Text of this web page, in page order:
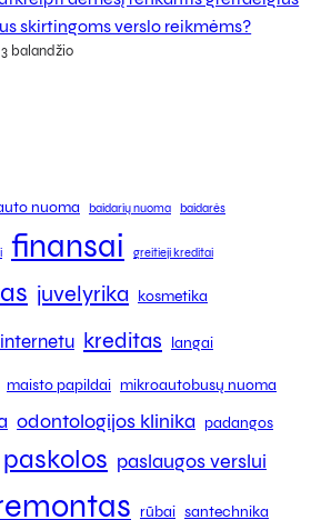
skirtingoms verslo reikmėms?
balandžio
nuoma baidarių nuoma baidarės
finansai greitieji kreditai
juvelyrika kosmetika
kreditas langai
maisto papildai mikroautobusų nuoma
odontologijos klinika padangos
paskolos paslaugos verslui
rūbai santechnika